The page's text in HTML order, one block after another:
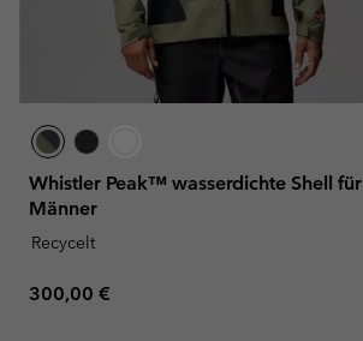
Whistler Peak™ wasserdichte Shell für
Männer
Recycelt
Regular price:
300,00 €